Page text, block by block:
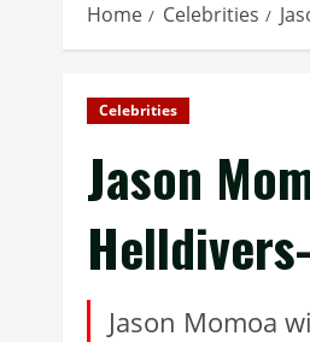
Home Celebrities
Celebrities
Jason
Jason Momoa